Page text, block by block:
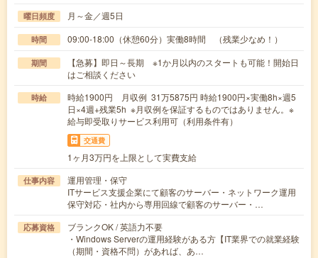
曜日頻度 月～金／週5日
時間 09:00-18:00（休憩60分）実働8時間 （残業少なめ！）
期間
【急募】即日～長期 ※1か月以内のスタートも可能！開始日
はご相談ください
時給
時給1900円 月収例 31万5875円 時給1900円×実働8h×週5
日×4週+残業5h ※月収例を保証するものではありません。※
給与即受取りサービス利用可（利用条件有）
交通費
1ヶ月3万円を上限として実費支給
仕事内容
運用管理・保守
ITサービス支援企業にて顧客のサーバー・ネットワーク運用
保守対応・社内から専用回線で顧客のサーバー・…
応募資格
ブランクOK / 英語力不要
・Windows Serverの運用経験がある方【IT業界での就業経験
（期間・資格不問）があれば、あ…